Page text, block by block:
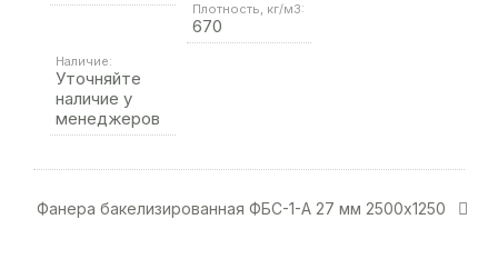
Плотность, кг/м3:
670
Наличие:
Уточняйте
наличие у
менеджеров
Фанера бакелизированная ФБС-1-А 27 мм 2500х1250